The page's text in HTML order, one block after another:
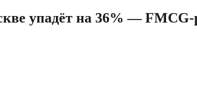
упадёт на 36% — FMCG-